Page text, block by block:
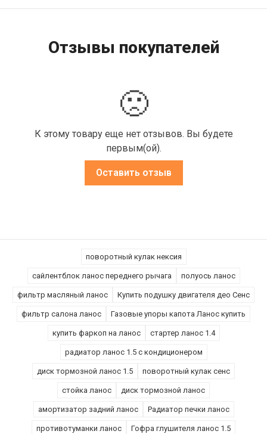
Отзывы покупателей
🙁
К этому товару еще нет отзывов. Вы будете
первым(ой).
Оставить отзыв
поворотный кулак нексия
сайлентблок ланос переднего рычага полуось ланос
фильтр масляный ланос Купить подушку двигателя део Сенс
фильтр салона ланос Газовые упоры капота Ланос купить
купить фаркоп на ланос стартер ланос 1.4
радиатор ланос 1.5 с кондиционером
диск тормозной ланос 1.5 поворотный кулак сенс
стойка ланос диск тормозной ланос
амортизатор задний ланос Радиатор печки ланос
противотуманки ланос Гофра глушителя ланос 1.5